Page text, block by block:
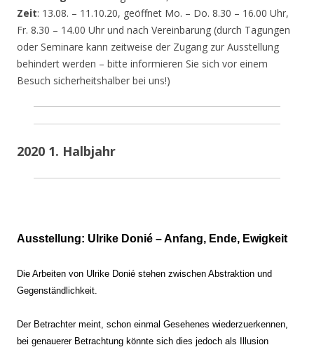
Zeit: 13.08. – 11.10.20, geöffnet Mo. – Do. 8.30 – 16.00 Uhr,
Fr. 8.30 – 14.00 Uhr und nach Vereinbarung (durch Tagungen
oder Seminare kann zeitweise der Zugang zur Ausstellung
behindert werden – bitte informieren Sie sich vor einem
Besuch sicherheitshalber bei uns!)
2020 1. Halbjahr
Ausstellung: Ulrike Donié – Anfang, Ende, Ewigkeit
Die Arbeiten von Ulrike Donié stehen zwischen Abstraktion und
Gegenständlichkeit.
Der Betrachter meint, schon einmal Gesehenes wiederzuerkennen,
bei genauerer Betrachtung könnte sich dies jedoch als Illusion